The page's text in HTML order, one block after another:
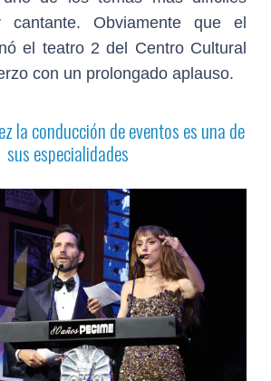
cantante. Obviamente que el
el teatro 2 del Centro Cultural
con un prolongado aplauso.
la conducción de eventos es una de
sus especialidades